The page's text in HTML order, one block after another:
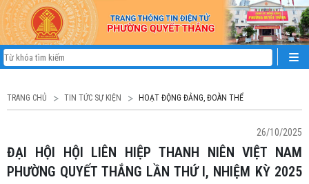
TRANG CHỦ TIN TỨC SỰ KIỆN HOẠT ĐỘNG ĐẢNG, ĐOÀN THỂ
26/10/2025
ĐẠI HỘI HỘI LIÊN HIỆP THANH NIÊN VIỆT NAM
PHƯỜNG QUYẾT THẮNG LẦN THỨ I, NHIỆM KỲ 2025